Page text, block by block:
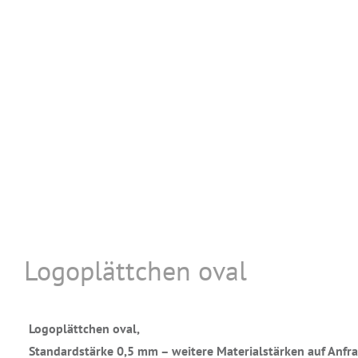
Logoplättchen oval
Logoplättchen oval,
Standardstärke 0,5 mm – weitere Materialstärken auf